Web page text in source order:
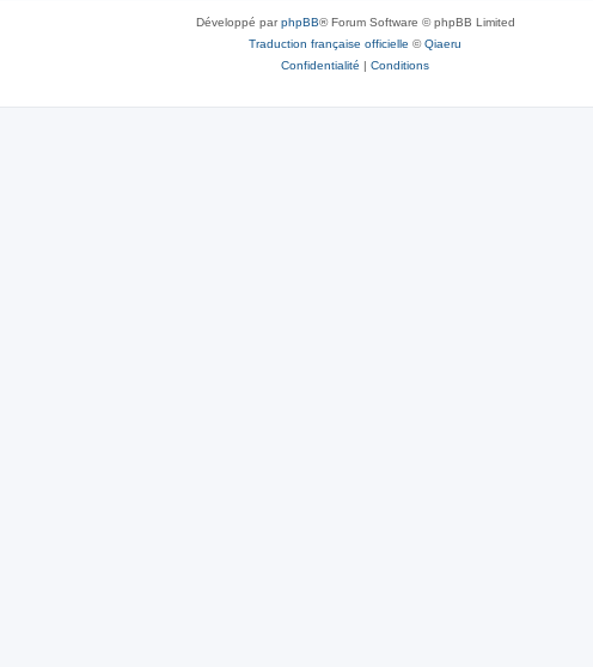
Développé parphpBB® Forum Software © phpBB Limited
Traduction française officielle ©Qiaeru
Confidentialité | Conditions